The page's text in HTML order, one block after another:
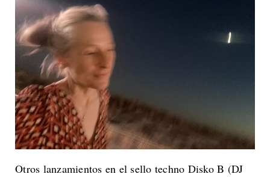
Otros lanzamientos en el sello techno Disko B (DJ